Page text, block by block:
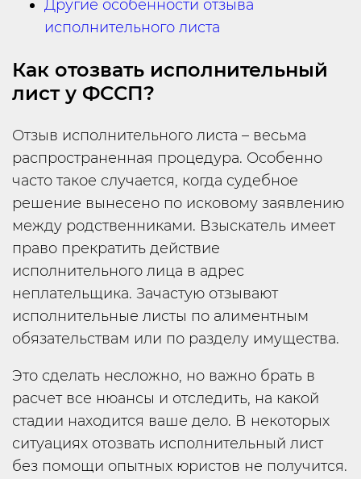
Другие особенности отзыва
исполнительного листа
Как отозвать исполнительный
лист у ФССП?
Отзыв исполнительного листа – весьма
распространенная процедура. Особенно
часто такое случается, когда судебное
решение вынесено по исковому заявлению
между родственниками. Взыскатель имеет
право прекратить действие
исполнительного лица в адрес
неплательщика. Зачастую отзывают
исполнительные листы по алиментным
обязательствам или по разделу имущества.
Это сделать несложно, но важно брать в
расчет все нюансы и отследить, на какой
стадии находится ваше дело. В некоторых
ситуациях отозвать исполнительный лист
без помощи опытных юристов не получится.